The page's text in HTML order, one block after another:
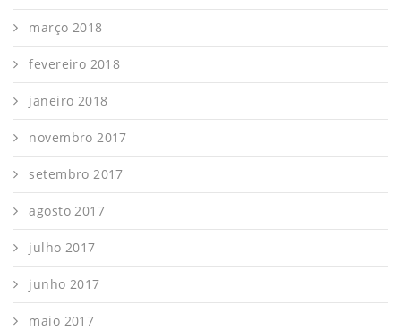
março 2018
fevereiro 2018
janeiro 2018
novembro 2017
setembro 2017
agosto 2017
julho 2017
junho 2017
maio 2017